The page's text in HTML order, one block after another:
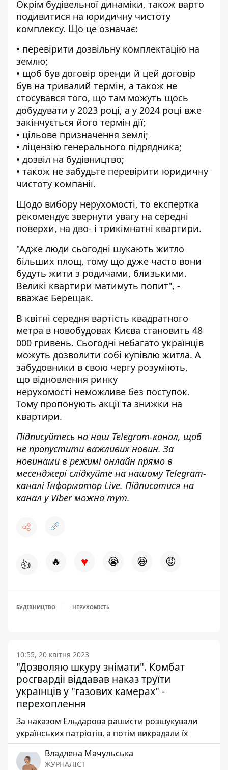
Окрім будівельної динаміки, також варто
подивитися на юридичну чистоту
комплексу. Що це означає:
• перевірити дозвільну комплектацію на
землю;
• щоб був договір оренди й цей договір
був на тривалий термін, а також не
стосувався того, що там можуть щось
добудувати у 2023 році, а у 2024 році вже
закінчується його термін дії;
• цільове призначення землі;
• ліцензію генерального підрядника;
• дозвіл на будівництво;
• також не забудьте перевірити юридичну
чистоту компанії.
Щодо вибору нерухомості, то експертка
рекомендує звернути увагу на середні
поверхи, на дво- і трикімнатні квартири.
"Адже люди сьогодні шукають житло
більших площ, тому що дуже часто вони
будуть жити з родичами, близькими.
Великі квартири матимуть попит", -
вважає Берещак.
В квітні середня вартість квадратного
метра в новобудовах Києва становить 48
000 гривень. Сьогодні небагато українців
можуть дозволити собі купівлю житла. А
забудовники в свою чергу розуміють,
що відновлення ринку
нерухомості неможливе без поступок.
Тому пропонують акції та знижки на
квартири.
Підписуйтесь на наш Telegram-канал, щоб
не пропустити важливих новин. За
новинами в режимі онлайн прямо в
месенджері слідкуйте на нашому Telegram-
каналіІнформатор Live. Підписатися на
канал у Viber можна тут.
👍 🔥 ♥ 😭 😆 😡
БУДІВНИЦТВО НЕРУХОМІСТЬ
10:55, 20 квітня 2023
"Дозволяю шкуру знімати". Комбат
росгвардії віддавав наказ труїти
українців у "газових камерах" -
перехоплення
За наказом Ельдарова рашисти розшукували
українських патріотів, а потім викрадали їх
Владлена Мачульська
ЖУРНАЛІСТ